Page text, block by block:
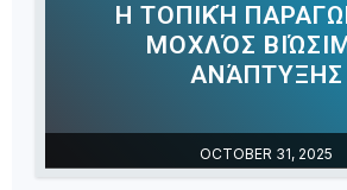
OCTOBER 31, 2025
Η ΤΟΠΙΚΉ
ΜΟΧΛΌΣ
ΑΝΆΠΤΥΞΗΣ